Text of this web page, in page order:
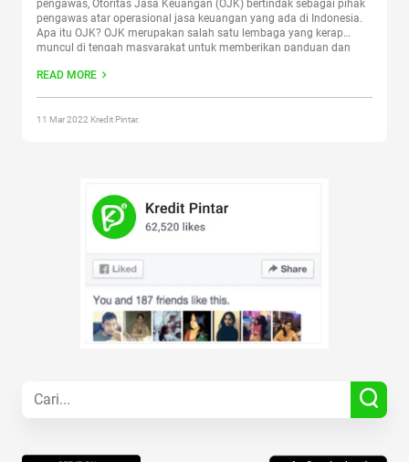
pengawas, Otoritas Jasa Keuangan (OJK) bertindak sebagai pihak
pengawas atar operasional jasa keuangan yang ada di Indonesia.
Apa itu OJK? OJK merupakan salah satu lembaga yang kerap
muncul di tengah masyarakat untuk memberikan panduan dan
itu, Otoritas Jasa Keuangan,
READ MORE
11 Mar 2022 Kredit Pintar.